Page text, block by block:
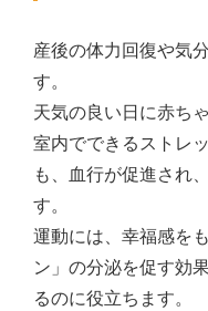
産後の体力回復や気
す。
天気の良い日に赤ち
室内でできるストレ
も、血行が促進され
す。
運動には、幸福感を
ン」の分泌を促す効
るのに役立ちます。